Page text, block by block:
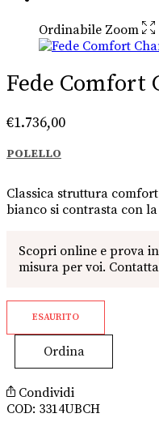
Ordinabile Zoom
Fede Comfort
€1.736,00
POLELLO
Classica struttura
bianco si contrasta con
ESAURITO
Ordina
Condividi
COD: 3314UBCH